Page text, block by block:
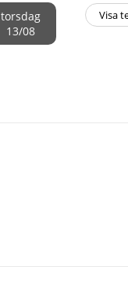
torsdag
13/08
Visa